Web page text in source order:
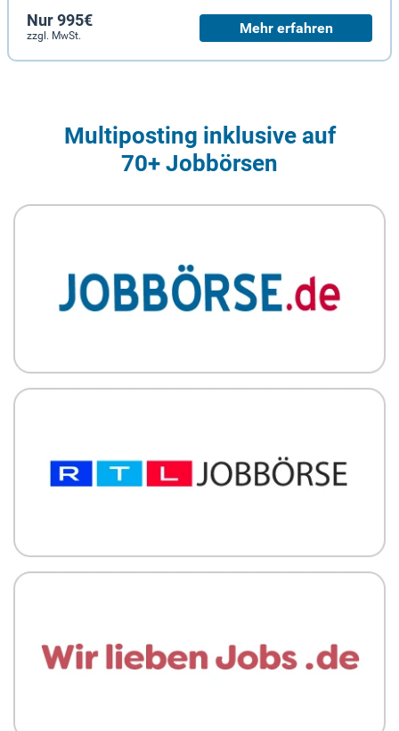
Nur 995€
zzgl. MwSt. Mehr erfahren
Multiposting inklusive auf
70+ Jobbörsen